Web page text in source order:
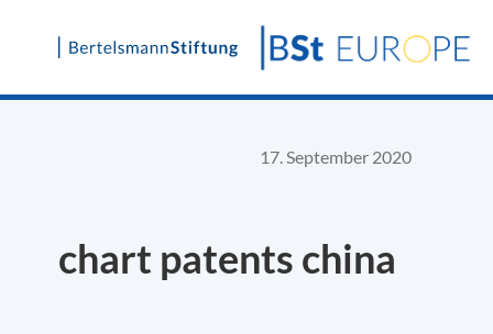
Skip
17. September 2020
chart patents china